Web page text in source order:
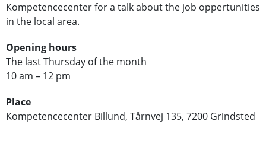
Kompetencecenter for a talk about the job oppertunities
in the local area.
Opening hours
The last Thursday of the month
10 am – 12 pm
Place
Kompetencecenter Billund, Tårnvej 135, 7200 Grindsted